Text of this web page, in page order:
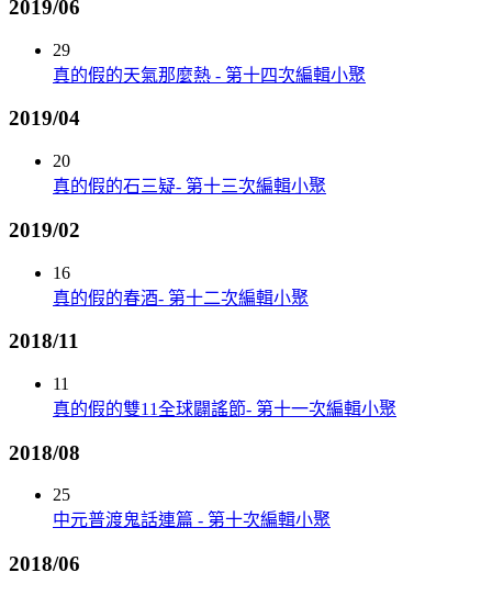
2019/06
29
真的假的天氣那麼熱 - 第十四次編輯小聚
2019/04
20
真的假的石三疑- 第十三次編輯小聚
2019/02
16
真的假的春酒- 第十二次編輯小聚
2018/11
11
真的假的雙11全球闢謠節- 第十一次編輯小聚
2018/08
25
中元普渡鬼話連篇 - 第十次編輯小聚
2018/06